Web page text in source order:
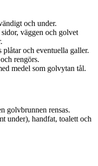
och under.
väggen och golvet
och eventuella galler.
rengörs.
medel som golvytan tål.
golvbrunnen rensas.
under), handfat, toalett och